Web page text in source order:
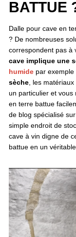
BATTUE
Dalle pour cave en
? De nombreuses
correspondent pas à
cave implique une
humidepar exemple
sèche, les
un particulier et vous
en terre battue
de blog spécialisé
simple endroit de
cave à vin digne de
battue en un